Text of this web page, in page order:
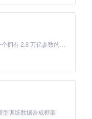
GitHub_Trendin
包
Kimi K3 是Kimi能力最强的模型：这是一个拥有 2.8 万亿参数的混合专家（MoE）模型，具备原生视觉理解能力，并支持 100 万 token 的上下文窗口。
型训练数据合成框架